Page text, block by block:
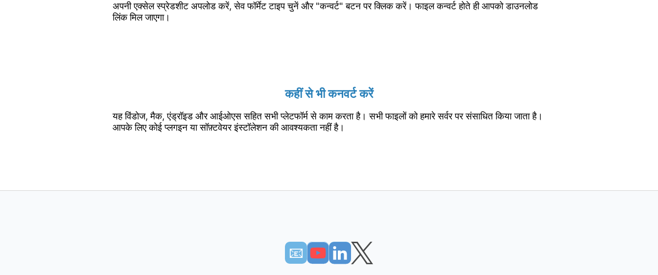
अपनी एक्सेल स्प्रेडशीट अपलोड करें, सेव फॉर्मेट टाइप चुनें और "कन्वर्ट" बटन पर क्लिक करें। फाइल कन्वर्ट होते ही आपको डाउनलोड
लिंक मिल जाएगा।
कहीं से भी कनवर्ट करें
यह विंडोज, मैक, एंड्रॉइड और आईओएस सहित सभी प्लेटफॉर्म से काम करता है। सभी फाइलों को हमारे सर्वर पर संसाधित किया जाता है।
आपके लिए कोई प्लगइन या सॉफ़्टवेयर इंस्टॉलेशन की आवश्यकता नहीं है।
📧︎